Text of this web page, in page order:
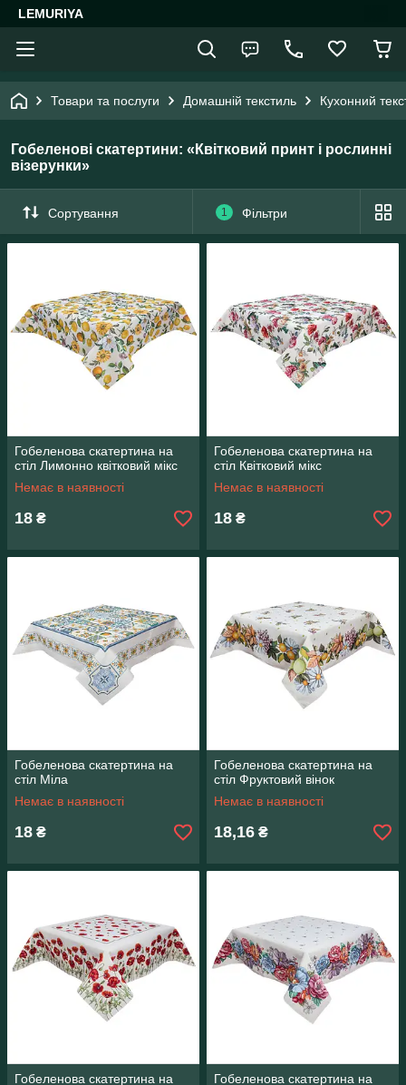
LEMURIYA
Товари та послуги Домашній текстиль Кухонний
Гобеленові скатертини: «Квітковий принт і рослинні
візерунки»
Сортування 1 Фільтри
Гобеленова скатертина на
стіл Лимонно квітковий мікс
Немає в наявності
18 ₴
Гобеленова скатертина на
стіл Квітковий мікс
Немає в наявності
18 ₴
Гобеленова скатертина на
стіл Міла
Немає в наявності
18 ₴
Гобеленова скатертина на
стіл Фруктовий вінок
Немає в наявності
18,16 ₴
Гобеленова скатертина на
Гобеленова скатертина на